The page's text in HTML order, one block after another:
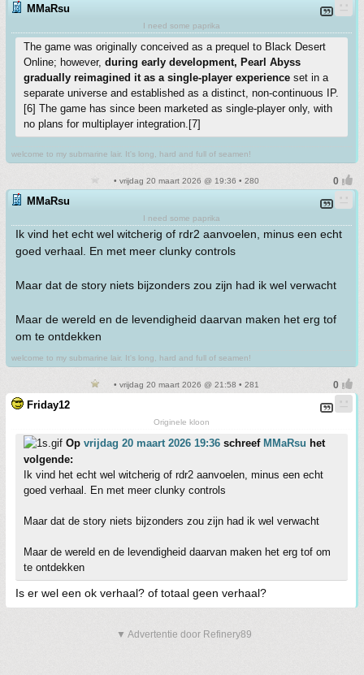
MMaRsu
I need some paprika
The game was originally conceived as a prequel to Black Desert
Online; however, during early development, Pearl Abyss
gradually reimagined it as a single-player experience set in a
separate universe and established as a distinct, non-continuous IP.
[6] The game has since been marketed as single-player only, with
no plans for multiplayer integration.[7]
welcome to my submarine lair. It's long, hard and full of seamen!
• vrijdag 20 maart 2026 @ 19:36 • 280
MMaRsu
I need some paprika
Ik vind het echt wel witcherig of rdr2 aanvoelen, minus een echt
goed verhaal. En met meer clunky controls
Maar dat de story niets bijzonders zou zijn had ik wel verwacht
Maar de wereld en de levendigheid daarvan maken het erg tof
om te ontdekken
welcome to my submarine lair. It's long, hard and full of seamen!
• vrijdag 20 maart 2026 @ 21:58 • 281
Friday12
Originele kloon
Op vrijdag 20 maart 2026 19:36 schreef MMaRsu het
volgende:
Ik vind het echt wel witcherig of rdr2 aanvoelen, minus een echt
goed verhaal. En met meer clunky controls
Maar dat de story niets bijzonders zou zijn had ik wel verwacht
Maar de wereld en de levendigheid daarvan maken het erg tof om
te ontdekken
Is er wel een ok verhaal? of totaal geen verhaal?
▼ Advertentie door Refinery89